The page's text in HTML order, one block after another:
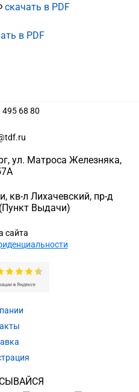
скачать в PDF
в PDF
495 68 80
, ул. Матроса Железняка,
, кв-л Лихачевский, пр-д
(Пункт Выдачи)
сайта